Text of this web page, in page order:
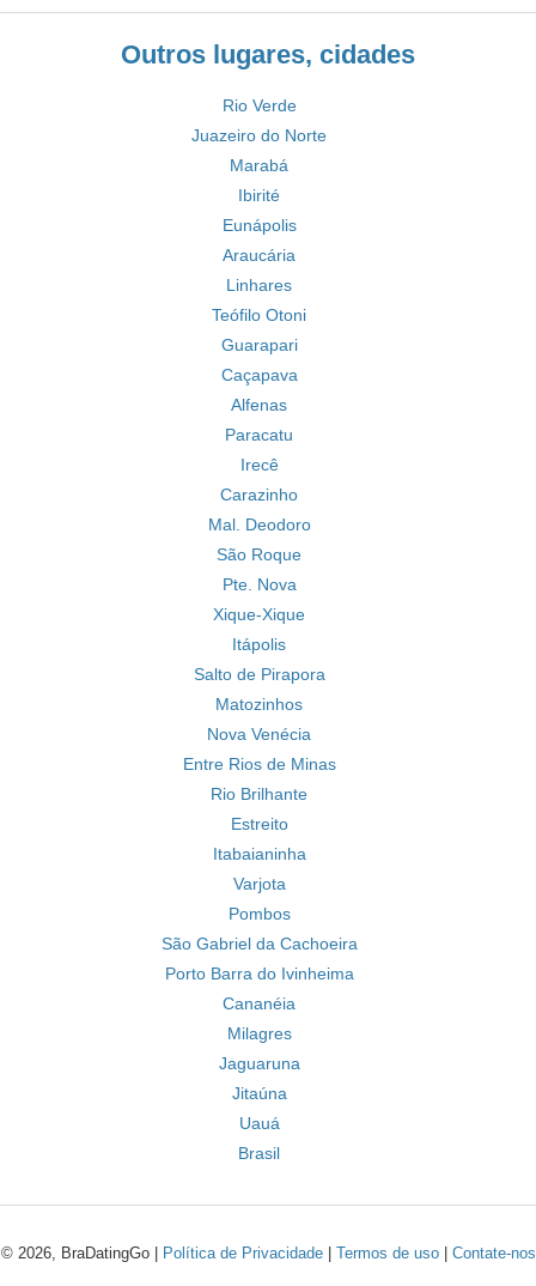
Outros lugares, cidades
Rio Verde
Juazeiro do Norte
Marabá
Ibirité
Eunápolis
Araucária
Linhares
Teófilo Otoni
Guarapari
Caçapava
Alfenas
Paracatu
Irecê
Carazinho
Mal. Deodoro
São Roque
Pte. Nova
Xique-Xique
Itápolis
Salto de Pirapora
Matozinhos
Nova Venécia
Entre Rios de Minas
Rio Brilhante
Estreito
Itabaianinha
Varjota
Pombos
São Gabriel da Cachoeira
Porto Barra do Ivinheima
Cananéia
Milagres
Jaguaruna
Jitaúna
Uauá
Brasil
© 2026, BraDatingGo | Política de Privacidade| Termos de uso| Contate-nos